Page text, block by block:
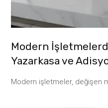
Modern
Yazarkasa ve
Modern işletmeler, değişen